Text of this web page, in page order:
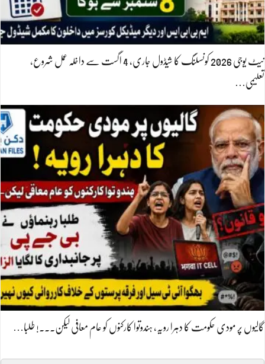
نیٹ یوجی 2026 کونسلنگ کا شیڈول جاری، 4 اگست سے داخلہ عمل شروع،
تعلیمی…
گالیوں پر مودی حکومت کا دہرا رویہ، ہندوتوا کارکنوں کو عام معافی لیکن۔۔۔! طلبا…